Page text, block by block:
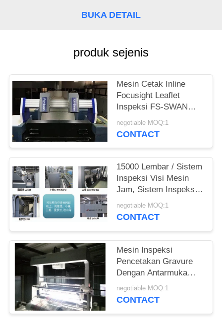
BUKA DETAIL
produk sejenis
Mesin Cetak Inline
Focusight Leaflet
Inspeksi FS-SWAN
Untuk Lembar 1040mm
× 720mm
negotiable MOQ:1
CONTACT
15000 Lembar / Sistem
Inspeksi Visi Mesin
Jam, Sistem Inspeksi
Web Sempit
negotiable MOQ:1
CONTACT
Mesin Inspeksi
Pencetakan Gravure
Dengan Antarmuka
Yang Ramah Pengguna
negotiable MOQ:1
CONTACT